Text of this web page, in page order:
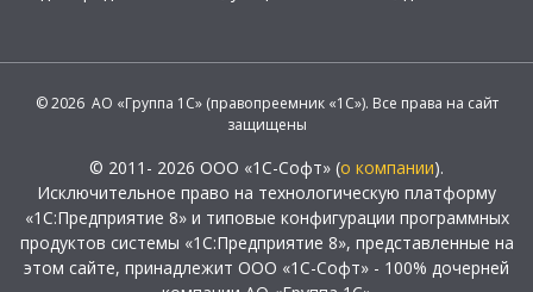
© 2026 АО «Группа 1С» (правопреемник «1С»). Все права на сайт
защищены
© 2011- 2026 ООО «1С-Софт» (о компании).
Исключительное право на технологическую платформу
«1С:Предприятие 8» и типовые конфигурации программных
продуктов системы «1С:Предприятие 8», представленные на
этом сайте, принадлежит ООО «1С-Софт» - 100% дочерней